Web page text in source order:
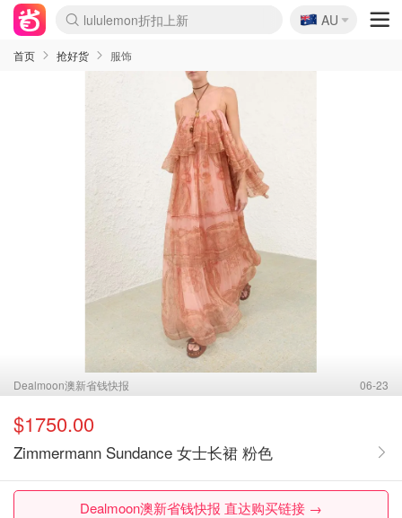
lululemon折扣上新
Sasa美妆护肤3.5折
SSENSE年中2.5折
FreshBeauty好价汇总
Cettire降价+叠9折
WWS Coles超市实拍
viagogo二手票捡漏
Myer超级周末
The Outnet奢牌1折起
David Jones 3折起
Flannels大牌1折
Perfumes Club护肤1折
AMIRO面罩$251
Amazon折扣汇总
eToro入金$200送$50
Amazon数码好物
ICONIC本周7.5折
ThedoubleF高奢地板价
Moose Knuckles 6折
丝芙兰5折起
EUFY摄像头$98
Selenichast首饰2折
Trip机票酒店促销
YSL送5件彩妆礼
Amazon家居好物
Amazon美妆护肤
雅漾大喷$8
过敏原检测盒$33
伊索独家赠50ml沐浴露
科颜氏高保湿面霜$29
SEALIFE海洋馆门票6折
丝塔芙大白罐$16
订阅Newsletter送香薰
Cult Beauty 6.8折
Harrods圣诞日历$525
LN-CC奢牌私促3折
d'Alba空姐喷雾$16
EVE LOM套装£56
Bernardelli独家4折
Adore Beauty 6折起
CT圣诞日历
Mytheresa奢品2.7折
Luxury Escapes 9折
Currentbody美容仪$881
MOON Garden Live
Roborock扫地机$649
Tingo Life水杯$24
Valentino官网5折
CR洗护套装$23
修丽可4件套$159
Myer彩妆2件7折
GANNI官网4.5折
Stylevana韩妆4折
Tessabit高奢8.5折
OGX洗发水$11
Amazon阿德莱德次日达
卡诗8.5折+赠礼
Philips Hue灯具8折
🇦🇺
AU
首页 抢好货 服饰
Dealmoon澳新省钱快报 06-23
$1750.00
Zimmermann Sundance 女士长裙 粉色
Dealmoon澳新省钱快报 直达购买链接 →